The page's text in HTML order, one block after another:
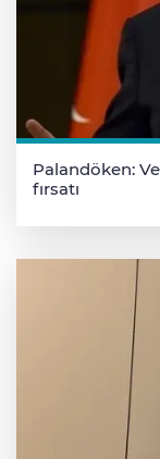
Palandöken:
fırsatı